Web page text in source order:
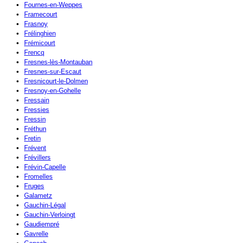
Fournes-en-Weppes
Framecourt
Frasnoy
Frélinghien
Frémicourt
Frencq
Fresnes-lès-Montauban
Fresnes-sur-Escaut
Fresnicourt-le-Dolmen
Fresnoy-en-Gohelle
Fressain
Fressies
Fressin
Fréthun
Fretin
Frévent
Frévillers
Frévin-Capelle
Fromelles
Fruges
Galametz
Gauchin-Légal
Gauchin-Verloingt
Gaudiempré
Gavrelle